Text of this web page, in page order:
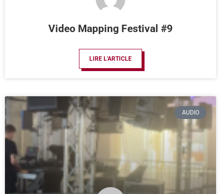
Video Mapping Festival #9
LIRE L'ARTICLE
AUDIO